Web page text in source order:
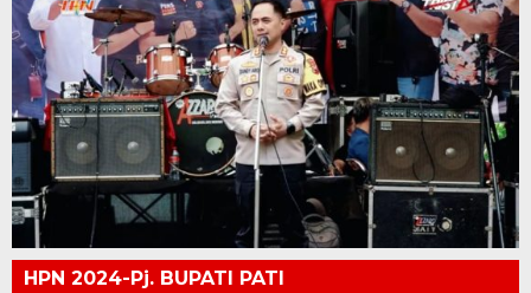
HPN 2024-Pj. BUPATI PATI